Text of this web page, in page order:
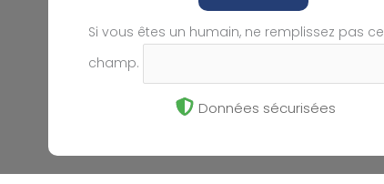
Si vous êtes un humain, ne remplissez pas ce
champ.
Données sécurisées